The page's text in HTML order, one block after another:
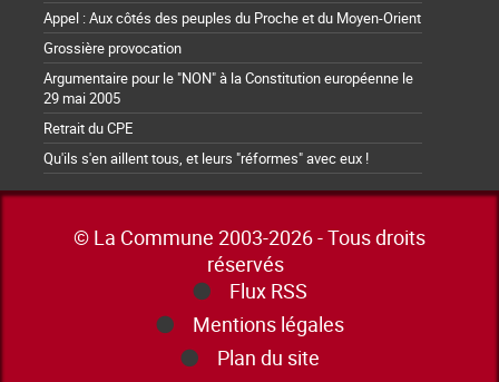
Appel : Aux côtés des peuples du Proche et du Moyen-Orient
Grossière provocation
Argumentaire pour le "NON" à la Constitution européenne le
29 mai 2005
Retrait du CPE
Qu'ils s'en aillent tous, et leurs "réformes" avec eux !
© La Commune 2003-2026 - Tous droits
réservés
Flux RSS
Mentions légales
Plan du site